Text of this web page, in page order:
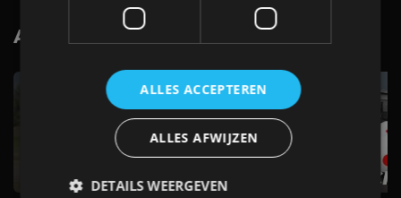
AutoRAI.nl TV
ALLES ACCEPTEREN
ALLES AFWIJZEN
DETAILS WEERGEVEN